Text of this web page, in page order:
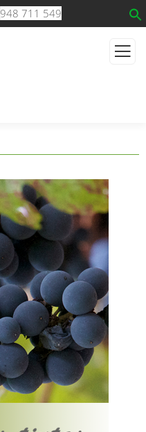
948 711 549